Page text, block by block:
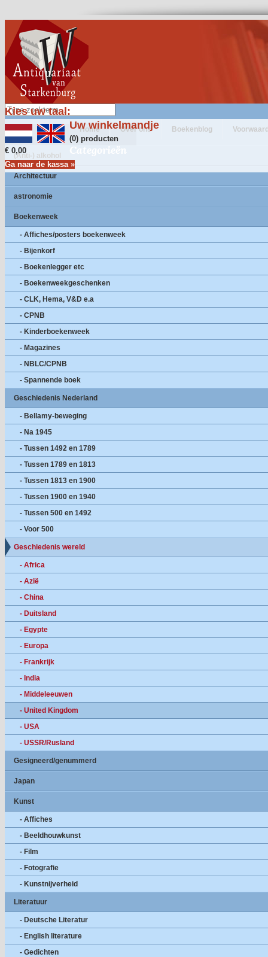
Kies uw taal:
Uw winkelmandje
(0) producten
€ 0,00
Ga naar de kassa »
Home Over ons Boekenblog
Categorieën
(Anti-) alkohol
Architectuur
astronomie
Boekenweek
- Affiches/posters boekenweek
- Bijenkorf
- Boekenlegger etc
- Boekenweekgeschenken
- CLK, Hema, V&D e.a
- CPNB
- Kinderboekenweek
- Magazines
- NBLC/CPNB
- Spannende boek
Geschiedenis Nederland
- Bellamy-beweging
- Na 1945
- Tussen 1492 en 1789
- Tussen 1789 en 1813
- Tussen 1813 en 1900
- Tussen 1900 en 1940
- Tussen 500 en 1492
- Voor 500
Geschiedenis wereld
- Africa
- Azië
- China
- Duitsland
- Egypte
- Europa
- Frankrijk
- India
- Middeleeuwen
- United Kingdom
- USA
- USSR/Rusland
Gesigneerd/genummerd
Japan
Kunst
- Affiches
- Beeldhouwkunst
- Film
- Fotografie
- Kunstnijverheid
Literatuur
- Deutsche Literatur
- English literature
- Gedichten